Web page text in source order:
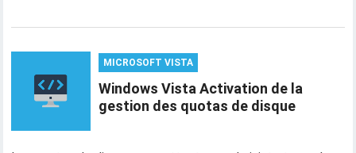
MICROSOFT VISTA
Windows Vista Activation de la
gestion des quotas de disque